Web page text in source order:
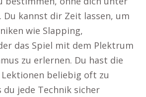
Du kannst dir Zeit lassen, um
wie Slapping,
das Spiel mit dem Plektrum
zu erlernen. Du hast die
beliebig oft zu
jede Technik sicher